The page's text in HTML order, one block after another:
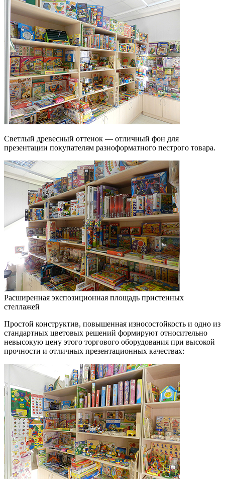
Светлый древесный оттенок — отличный фон для
презентации покупателям разноформатного пестрого товара.
Расширенная экспозиционная площадь пристенных
стеллажей
Простой конструктив, повышенная износостойкость и одно из
стандартных цветовых решений формируют относительно
невысокую цену этого торгового оборудования при высокой
прочности и отличных презентационных качествах: